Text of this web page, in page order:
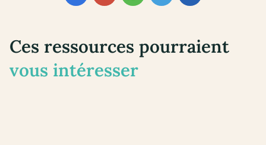
Ces ressources pourraient
vous intéresser